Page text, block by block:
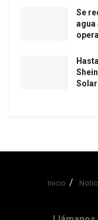
Se
agua
Inicio